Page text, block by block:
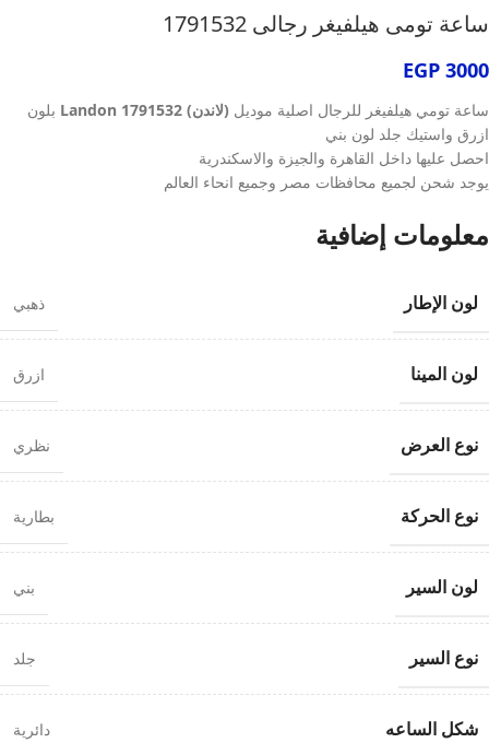
ساعة تومى هيلفيغر رجالى 1791532
EGP 3000
ساعة تومي هيلفيغر للرجال اصلية موديل (لاندن) Landon 1791532
بلون
ازرق واستيك جلد لون بني
احصل عليها داخل القاهرة والجيزة والاسكندرية
يوجد شحن لجميع محافظات مصر وجميع انحاء العالم
معلومات إضافية
لون الإطار ذهبي
لون المينا ازرق
نوع العرض نظري
نوع الحركة بطارية
لون السير بني
نوع السير جلد
شكل الساعه دائرية